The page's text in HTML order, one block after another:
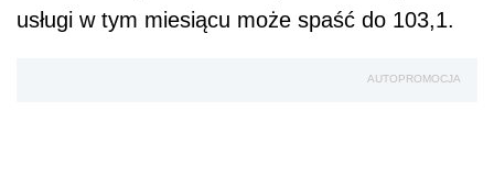
usługi w tym miesiącu może spaść do 103,1.
AUTOPROMOCJA